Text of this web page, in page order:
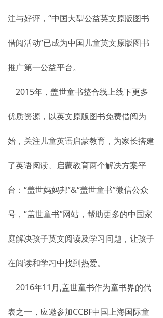
注与好评，“中国大型公益英文原版图书
借阅活动”已成为中国儿童英文原版图书
推广第一公益平台。
2015年，盖世童书整合线上线下更多
优质资源，以英文原版图书免费借阅为
始，关注儿童英语启蒙教育，为家长搭建
了英语阅读、启蒙教育两个解决方案平
台：“盖世妈妈邦”&“盖世童书”微信公众
号，“盖世童书”网站，帮助更多的中国家
庭解决孩子英文阅读及学习问题，让孩子
在阅读和学习中找到热爱。
2016年11月,盖世童书作为童书界的代
表之一，应邀参加CCBF中国上海国际童